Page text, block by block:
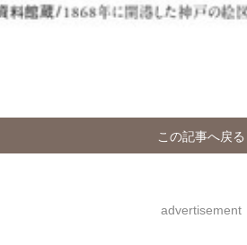
この記事へ戻る
advertisement